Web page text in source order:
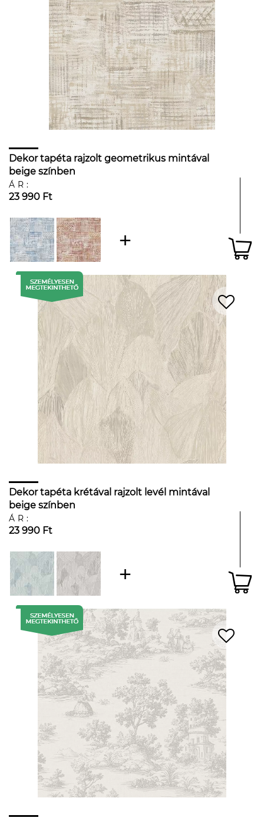
Dekor tapéta rajzolt geometrikus mintával
beige színben
ÁR:
23 990 Ft
Dekor tapéta krétával rajzolt levél mintával
beige színben
ÁR:
23 990 Ft